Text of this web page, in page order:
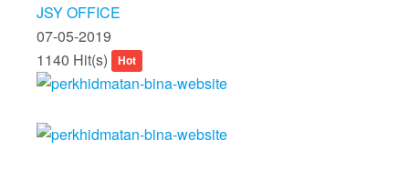
JSY OFFICE
07-05-2019
1140 Hit(s)
Hot